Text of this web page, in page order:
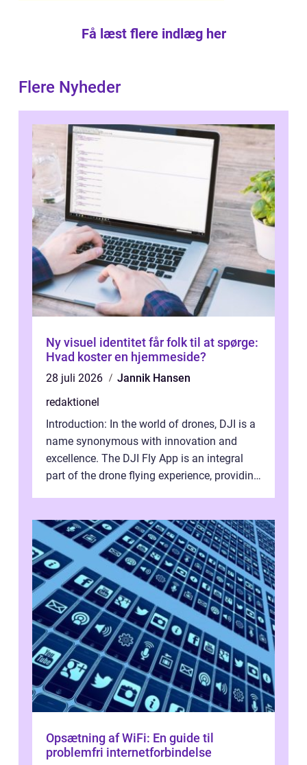
Få læst flere indlæg her
Flere Nyheder
Ny visuel identitet får folk til at spørge:
Hvad koster en hjemmeside?
28 juli 2026
Jannik Hansen
redaktionel
Introduction: In the world of drones, DJI is a
name synonymous with innovation and
excellence. The DJI Fly App is an integral
part of the drone flying experience, providing
Opsætning af WiFi: En guide til
problemfri internetforbindelse